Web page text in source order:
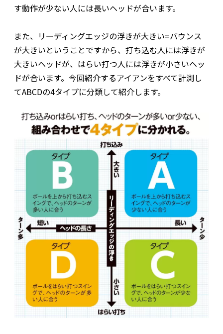
す動作が少ない人には長いヘッドが合います。
また、リーディングエッジの浮きが大きい=バウンス
が大きいということですから、打ち込む人には浮きが
大きいヘッドが、はらい打つ人には浮きが小さいヘッ
ドが合います。今回紹介するアイアンをすべて計測し
てABCDの4タイプに分類して紹介します。